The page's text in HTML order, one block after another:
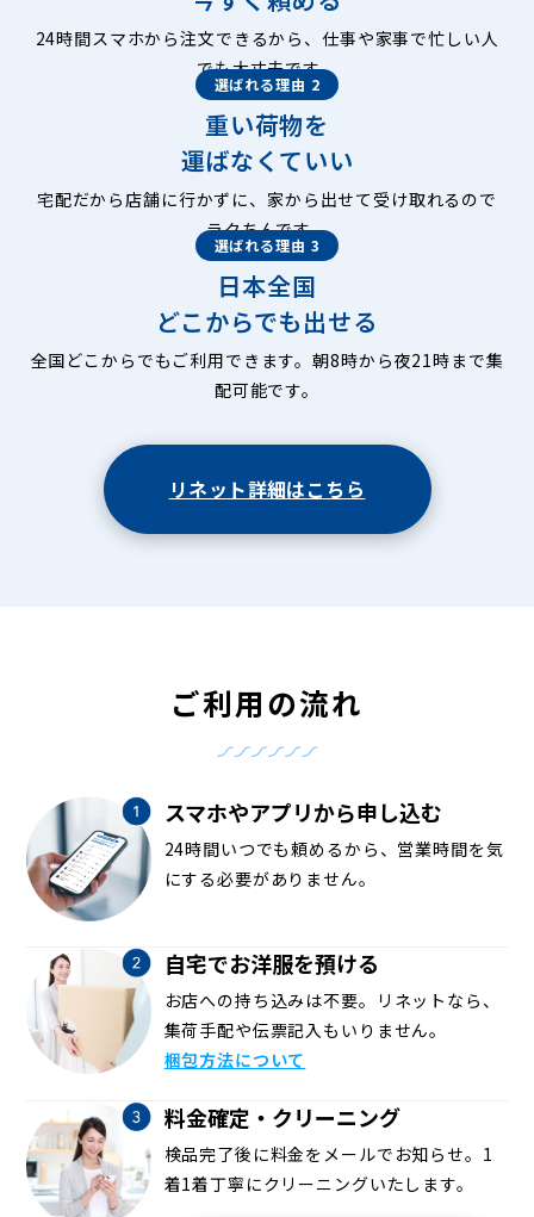
24時間スマホから注文できるから、仕事や家事で忙しい人
でも大丈夫です。
選ばれる理由 2
重い荷物を
運ばなくていい
宅配だから店舗に行かずに、家から出せて受け取れるので
ラクちんです。
選ばれる理由 3
日本全国
どこからでも出せる
全国どこからでもご利用できます。朝8時から夜21時まで集
配可能です。
リネット詳細はこちら
ご利用の流れ
スマホやアプリから申し込む
24時間いつでも頼めるから、営業時間を気
にする必要がありません。
自宅でお洋服を預ける
お店への持ち込みは不要。リネットなら、
集荷手配や伝票記入もいりません。
梱包方法について
料金確定・クリーニング
検品完了後に料金をメールでお知らせ。1
着1着丁寧にクリーニングいたします。